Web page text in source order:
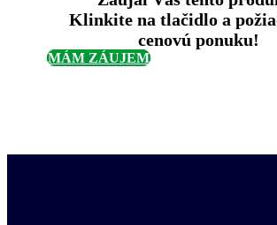
Klinkite na tlačidlo a
cenovú ponuku!
MÁM ZÁUJEM